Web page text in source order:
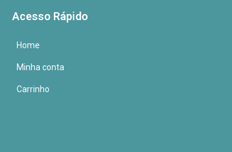
Acesso Rápido
Home
Minha conta
Carrinho